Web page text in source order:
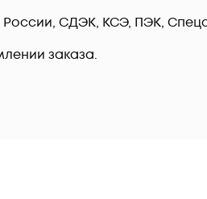
СДЭК, КСЭ, ПЭК,
заказа.